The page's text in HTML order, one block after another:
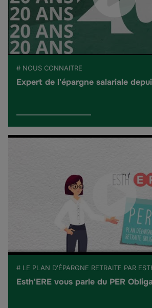
# NOUS CONNAITRE
Expert de l'épargne salariale
# LE PLAN D'ÉPARGNE RETRAITE PAR
Esth'ERE vous parle du PER